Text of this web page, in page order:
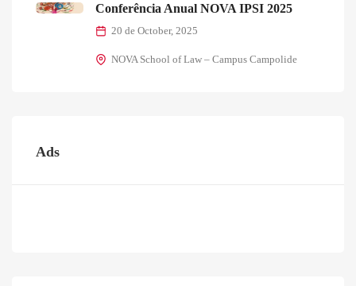
Conferência Anual NOVA IPSI 2025
20 de October, 2025
NOVA School of Law – Campus Campolide
Ads